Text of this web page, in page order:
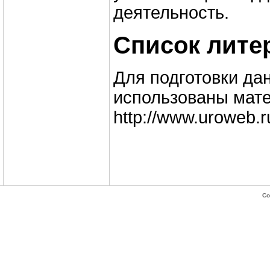
деятельность.
Список
Для подготовки
использованы
http://